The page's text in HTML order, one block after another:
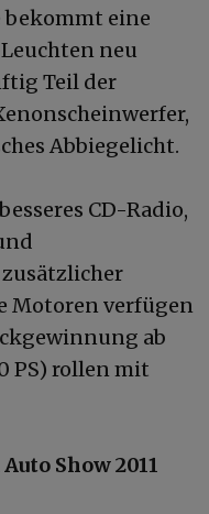
bekommt eine
neu
Teil der
Abbiegelicht.
CD-Radio,
Motoren verfügen
ab
PS) rollen mit
Show 2011